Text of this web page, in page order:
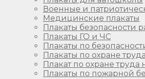
Военные и
Медицинские плакаты
Плакаты безопасности
Плакаты ГО и ЧС
Плакаты по
Плакаты по охране труда
Плакат по охране труда
Плакаты по пожарной